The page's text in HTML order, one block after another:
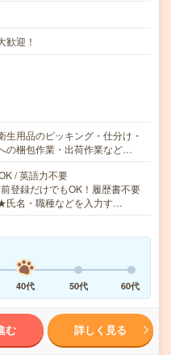
歓迎！
生用品のピッキング・仕分け・
の梱包作業・出荷作業など…
/ 英語力不要
登録だけでもOK！履歴書不要
氏名・職種などを入力す…
40代 50代 60代
む 詳しく見る